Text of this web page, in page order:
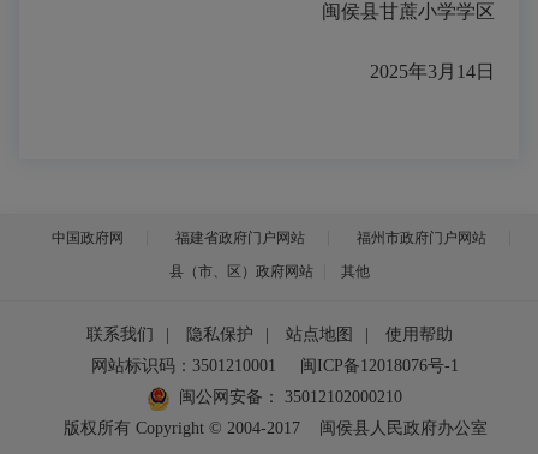
闽侯县甘蔗小学学区
2025年3月14日
中国政府网 福建省政府门户网站
福州市政府门户网站
县（市、区）政府网站
其他
联系我们 隐私保护 站点地图
使用帮助
网站标识码：3501210001
闽ICP备12018076号-1
闽公网安备：
35012102000210
版权所有 Copyright © 2004-2017
闽侯县人民政府办公室